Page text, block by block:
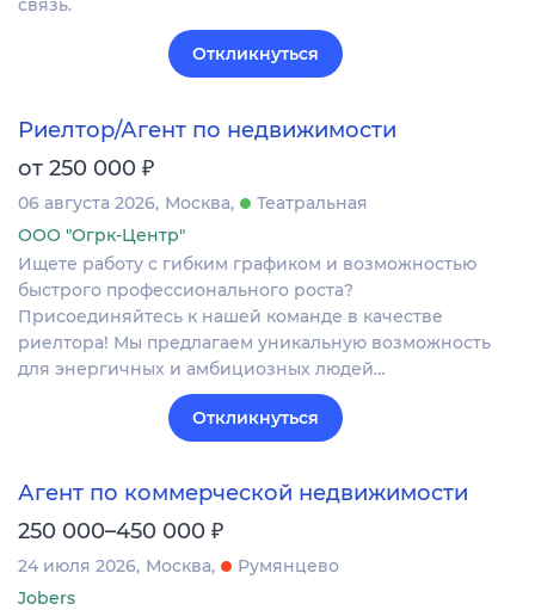
связь.
Откликнуться
Риелтор/Агент по недвижимости
от 250 000 ₽
06 августа 2026 Москва
Театральная
ООО "Огрк-Центр"
Ищете работу с гибким графиком и возможностью
быстрого профессионального роста?
Присоединяйтесь к нашей команде в качестве
риелтора! Мы предлагаем уникальную возможность
для энергичных и амбициозных людей…
Откликнуться
Агент по коммерческой недвижимости
250 000–450 000 ₽
24 июля 2026 Москва
Румянцево
Jobers